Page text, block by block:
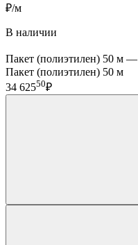
₽/м
В наличии
Пакет (полиэтилен) 50 м —
Пакет (полиэтилен) 50 м
34 62550₽